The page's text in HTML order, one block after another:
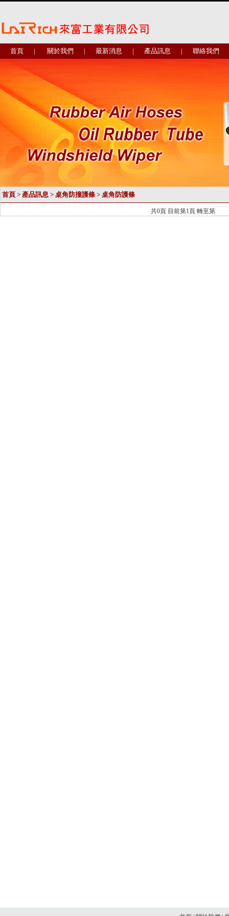
首頁 | 關於我們 | 最新消息 | 產品訊息 | 聯絡我們
首頁 > 產品訊息 > 桌角防撞護條 > 桌角防護條
共0頁 目前第1頁 轉至第